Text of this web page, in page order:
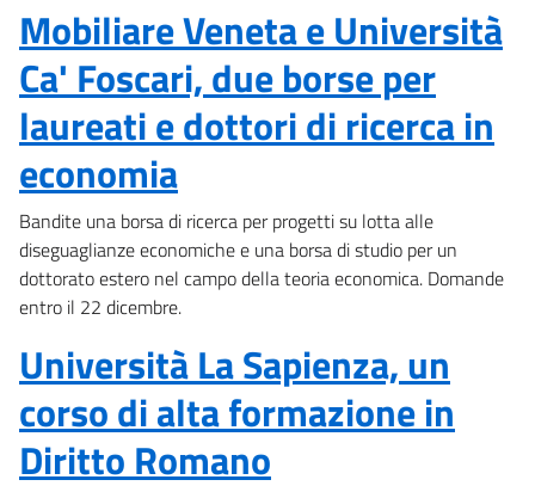
Mobiliare Veneta e Università
Ca' Foscari, due borse per
laureati e dottori di ricerca in
economia
Bandite una borsa di ricerca per progetti su lotta alle
diseguaglianze economiche e una borsa di studio per un
dottorato estero nel campo della teoria economica. Domande
entro il 22 dicembre.
Università La Sapienza, un
corso di alta formazione in
Diritto Romano